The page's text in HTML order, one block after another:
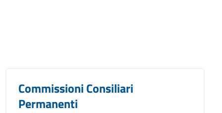
Commissioni Consiliari
Permanenti